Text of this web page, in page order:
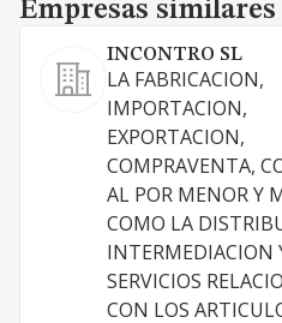
Empresas similares
INCONTRO SL
LA FABRICACION,
IMPORTACION,
EXPORTACION,
COMPRAVENTA,
AL POR MENOR Y
COMO LA
INTERMEDIACION
SERVICIOS
CON LOS